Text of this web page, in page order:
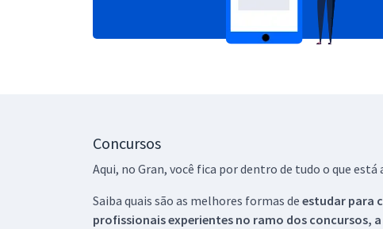
Concursos
Aqui, no Gran, você fica por dentro de tudo o que
Saiba quais são as melhores formas de estudar para
profissionais experientes no ramo dos concursos,